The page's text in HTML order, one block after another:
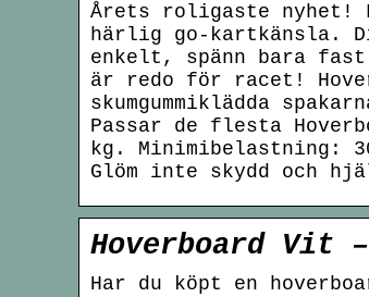
Årets roligaste nyhet!
härlig go-kartkänsla.
enkelt, spänn bara fast
är redo för racet!
skumgummiklädda
Passar de flesta
kg. Minimibelastning:
Glöm inte skydd och
Hoverboard Vit
Har du köpt en